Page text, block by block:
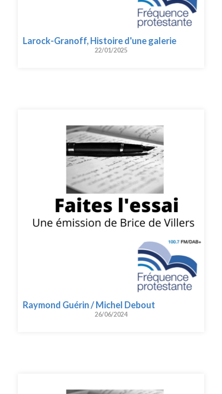
Larock-Granoff, Histoire d'une galerie
22/01/2025
Raymond Guérin / Michel Debout
26/06/2024